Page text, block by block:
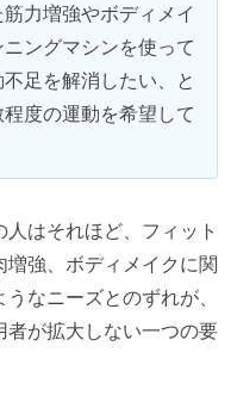
力増強やボディメイ
ングマシンを使って
足を解消したい、と
度の運動を希望して
はそれほど、フィット
強、ボディメイクに関
なニーズとのずれが、
が拡大しない一つの要